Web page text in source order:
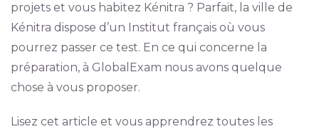
projets et vous habitez Kénitra ? Parfait, la ville de
Kénitra dispose d’un Institut français où vous
pourrez passer ce test. En ce qui concerne la
préparation, à GlobalExam nous avons quelque
chose à vous proposer.
Lisez cet article et vous apprendrez toutes les